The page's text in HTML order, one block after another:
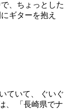
、ちょっとした
ギターを抱え
ていて、 ぐいぐ
、 「長崎県でナ